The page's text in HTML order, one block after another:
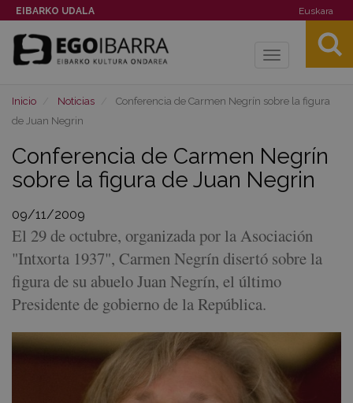
EIBARKO UDALA Euskara
Toggle
Inicio Noticias
Conferencia de Carmen Negrín sobre la figura
de Juan Negrin
Conferencia de Carmen Negrín
sobre la figura de Juan Negrin
09/11/2009
El 29 de octubre, organizada por la Asociación
"Intxorta 1937", Carmen Negrín disertó sobre la
figura de su abuelo Juan Negrín, el último
Presidente de gobierno de la República.